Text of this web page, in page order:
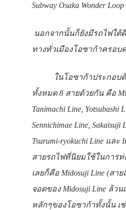
Subway Osaka Wonder Loop
นอกจากนั้นก็ยังมีรถไฟใต้
ทางทั่วเมืองโอซาก้าครอบ
ในโอซาก้าประกอบด้
ทั้งหมด 8 สายด้วยกัน คือ
Tanimachi Line, Yotsubashi
Sennichimae Line, Sakaisuji
Tsurumi-ryokuchi Line และ
สายรถไฟที่นิยมใช้ในการท่
เลยก็คือ Midosuji Line (สา
จอดของ Midosuji Line ล้ว
หลักๆของโอซาก้าทั้งนั้น เ